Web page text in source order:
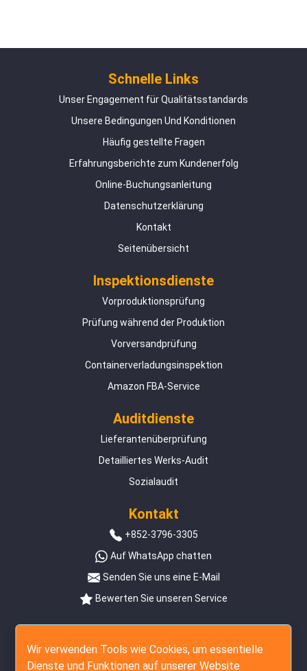
Schnelle Links
Unser Engagement für Qualitätsstandards
Unsere Bedingungen Und Konditionen
Häufig gestellte Fragen
Erfahrungsberichte zum Kundenerfolg
Online-Buchungsanleitung
Datenschutzerklärung
Kontakt
Seitenübersicht
Inspektionsdienste
Vorproduktionsprüfung
Prüfung während der Produktion
Vorversandprüfung
Containerverladungsinspektion
Amazon FBA-Service
Auditdienste
Lieferantenüberprüfung
Detailliertes Werks-Audit
Sozialaudit
Kontakt
+852-3796-3305
Auf WhatsApp chatten
Senden Sie uns eine E-Mail
Bewerten Sie unseren Service
Folgen Sie uns
Wir verwenden Tools wie Cookies, um essentielle
Dienste und Funktionen auf unserer Website